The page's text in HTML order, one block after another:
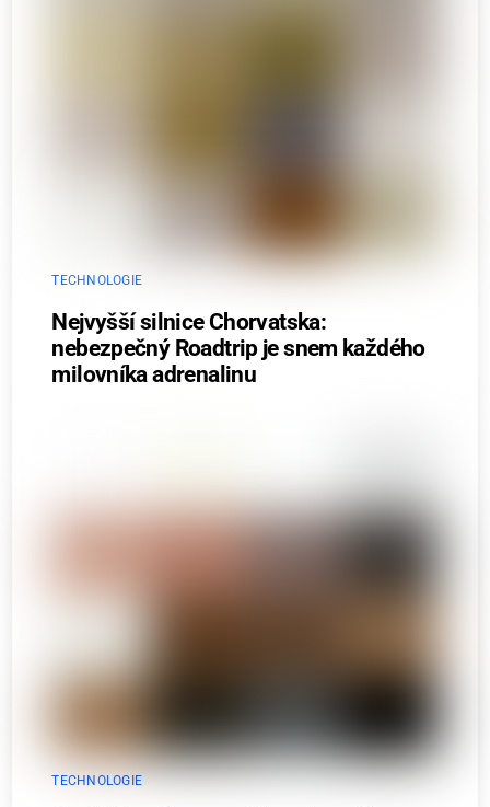
TECHNOLOGIE
Nejvyšší silnice Chorvatska:
nebezpečný Roadtrip je snem každého
milovníka adrenalinu
TECHNOLOGIE